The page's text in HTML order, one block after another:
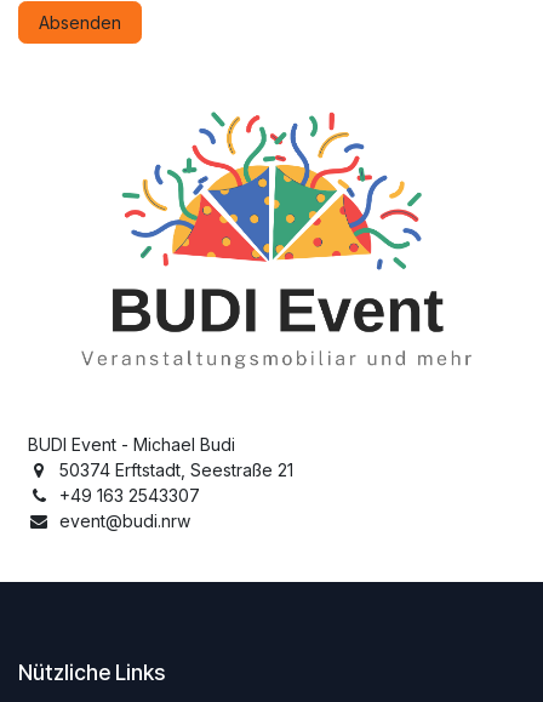
Absenden
BUDI Event - Michael Budi
50374 Erftstadt, Seestraße 21
+49 163 2543307
event@budi.nrw
Nützliche Links